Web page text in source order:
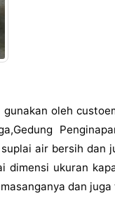
oleh
air bersih dan
dimensi ukuran
dan juga